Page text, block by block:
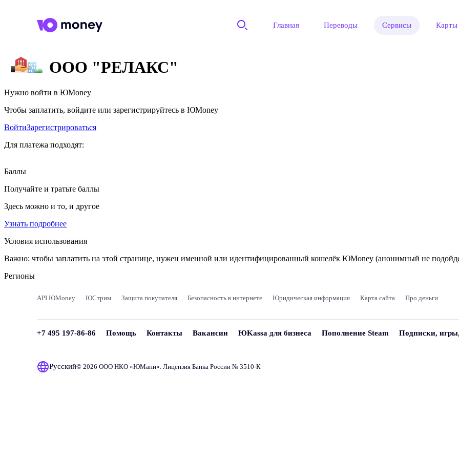
Главная Переводы Сервисы Карты
ООО "РЕЛАКС"
Нужно войти в ЮMoney
Чтобы заплатить, войдите или зарегистрируйтесь в ЮMoney
ВойтиЗарегистрироваться
Для платежа подходят:
Баллы
Получайте и тратьте баллы
Здесь можно и то, и другое
Узнать подробнее
Условия использования
Важно: чтобы заплатить на этой странице, нужен именной или идентифицированный кошелёк ЮMoney (анонимный не
Регионы
API ЮMoney ЮСтрим Защита покупателя Безопасность в интернете Юридическая информация Карта сайта Про деньги
+7 495 197-86-86 Помощь Контакты Вакансии ЮKassa для бизнеса Пополнение Steam Подписки,
Русский© 2026 ООО НКО «ЮМани». Лицензия Банка России № 3510‑К